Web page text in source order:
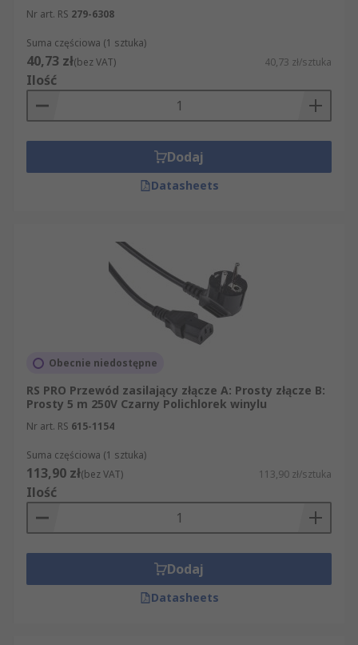
Nr art. RS 279-6308
Suma częściowa (1 sztuka)
40,73 zł(bez VAT) 40,73 zł/sztuka
Ilość
Dodaj
Datasheets
Obecnie niedostępne
RS PRO Przewód zasilający złącze A: Prosty złącze B:
Prosty 5 m 250V Czarny Polichlorek winylu
Nr art. RS 615-1154
Suma częściowa (1 sztuka)
113,90 zł(bez VAT) 113,90 zł/sztuka
Ilość
Dodaj
Datasheets